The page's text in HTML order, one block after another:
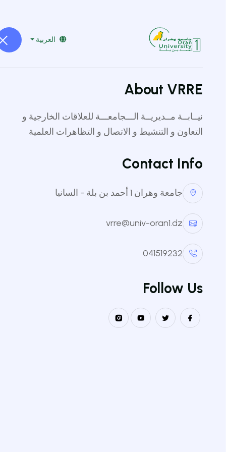
العربية
About VRRE
نيــابــة مــديريــة الـــجامعـــة للعلاقات الخارجية و
التعاون و التنشيط و الاتصال و التظاهرات العلمية
Contact Info
جامعة وهران 1 أحمد بن بلة - السانيا
vrre@univ-oran1.dz
041519232
Follow Us
منصة طلب توقيع
تقدم نيابة مديرية الجامعة للعلاقات
وطلب توقيع إتفاقية التربص الخاصة
سهلة الإستخدام، لتقديم الطلبات بكل
المميزات